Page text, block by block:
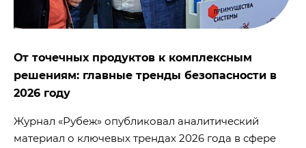
От точечных продуктов к комплексным
решениям: главные тренды безопасности в
2026 году
Журнал «Рубеж» опубликовал аналитический
материал о ключевых трендах 2026 года в сфере